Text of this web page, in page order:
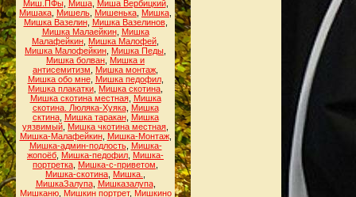
Миш.ПФы, Миша, Миша Вербицкий,
Мишака Мишель Мишенька Мишка
Мишка Вазелин, Мишка Вазелинов,
Мишка Малаейкин, Мишка
Малафейкин Мишка Малофей
Мишка Малофейкин Мишка Педы
Мишка болван Мишка и
антисемитизм
Мишка монтаж
Мишка обо мне, Мишка педофил,
Мишка плакатки Мишка скотина
Мишка скотина местная, Мишка
скотина. Люляка-Хуяка, Мишка
сктина, Мишка таракан, Мишка
уязвимый Мишка чкотина местная
Мишка-Малафейкин, Мишка-Монтаж,
Мишка-админ-подлость, Мишка-
жопоёб Мишка-педофил Мишка-
портретка Мишка-с-приветом
Мишка-скотина Мишка.
МишкаЗалупа, Мишказалупа,
Мишканю, Мишкин портрет, Мишкино